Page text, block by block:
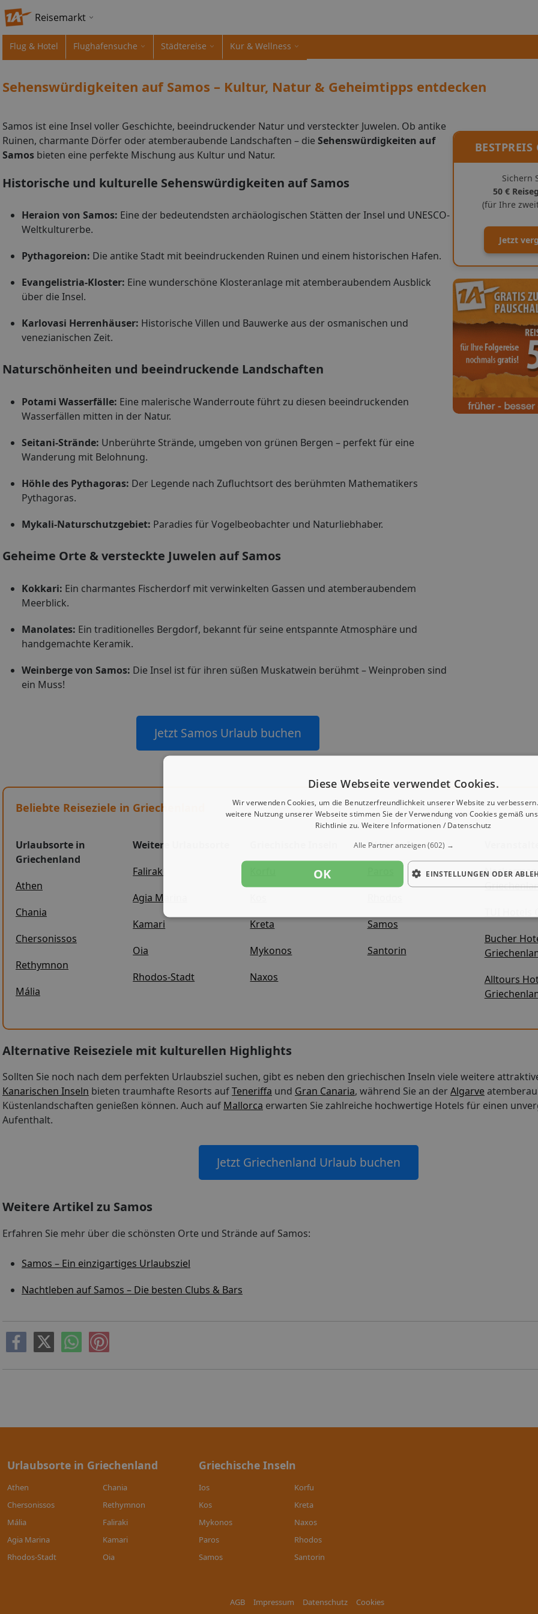
Reisemarkt
Flug & Hotel Flughafensuche Städtereise Kur & Wellness
Sehenswürdigkeiten auf Samos – Kultur, Natur & Geheimtipps entdecken
Samos ist eine Insel voller Geschichte, beeindruckender Natur und versteckter Juwelen. Ob antike
Ruinen, charmante Dörfer oder atemberaubende Landschaften – die Sehenswürdigkeiten auf
Samos bieten eine perfekte Mischung aus Kultur und Natur.
Historische und kulturelle Sehenswürdigkeiten auf Samos
Heraion von Samos: Eine der bedeutendsten archäologischen Stätten der Insel und UNESCO-
Weltkulturerbe.
Pythagoreion: Die antike Stadt mit beeindruckenden Ruinen und einem historischen Hafen.
Evangelistria-Kloster: Eine wunderschöne Klosteranlage mit atemberaubendem Ausblick
über die Insel.
Karlovasi Herrenhäuser: Historische Villen und Bauwerke aus der osmanischen und
venezianischen Zeit.
Naturschönheiten und beeindruckende Landschaften
Potami Wasserfälle: Eine malerische Wanderroute führt zu diesen beeindruckenden
Wasserfällen mitten in der Natur.
Seitani-Strände: Unberührte Strände, umgeben von grünen Bergen – perfekt für eine
Wanderung mit Belohnung.
Höhle des Pythagoras: Der Legende nach Zufluchtsort des berühmten Mathematikers
Pythagoras.
Mykali-Naturschutzgebiet: Paradies für Vogelbeobachter und Naturliebhaber.
Geheime Orte & versteckte Juwelen auf Samos
Kokkari: Ein charmantes Fischerdorf mit verwinkelten Gassen und atemberaubendem
Meerblick.
Manolates: Ein traditionelles Bergdorf, bekannt für seine entspannte Atmosphäre und
handgemachte Keramik.
Weinberge von Samos: Die Insel ist für ihren süßen Muskatwein berühmt – Weinproben sind
ein Muss!
Jetzt Samos Urlaub buchen
Sichern
50 €
(für Ihre
Jetzt
Beliebte Reiseziele in Griechenland
Urlaubsorte in
Griechenland
Athen
Chania
Chersonissos
Rethymnon
Mália
Weitere Urlaubsorte
Faliraki
Agia Marina
Kamari
Oia
Rhodos-Stadt
Kreta
Mykonos
Naxos
Weitere Inseln
Samos
Santorin
Bucher
Alltours
Alternative Reiseziele mit kulturellen Highlights
Sollten Sie noch nach dem perfekten Urlaubsziel suchen, gibt es neben den griechischen Inseln viele weitere
Kanarischen Inseln bieten traumhafte Resorts aufTeneriffa und Gran Canaria, während Sie an derAlgarve
Küstenlandschaften genießen können. Auch auf Mallorca erwarten Sie zahlreiche hochwertige Hotels für einen
Aufenthalt.
Jetzt Griechenland Urlaub buchen
Weitere Artikel zu Samos
Erfahren Sie mehr über die schönsten Orte und Strände auf Samos:
Samos – Ein einzigartiges Urlaubsziel
Nachtleben auf Samos – Die besten Clubs & Bars
Urlaubsorte in Griechenland
Athen
Chania
Chersonissos
Rethymnon
Mália
Faliraki
Agia Marina
Kamari
Rhodos-Stadt
Oia
Griechische Inseln
Ios
Korfu
Kos
Kreta
Mykonos
Naxos
Paros
Rhodos
Samos
Santorin
AGB Impressum Datenschutz Cookies
Diese Webseite verwendet Cookies.
Wir verwenden Cookies, um die Benutzerfreundlichkeit unserer Website zu
weitere Nutzung unserer Webseite stimmen Sie der Verwendung von Cookies gemäß
Richtlinie zu. Weitere Informationen / Datenschutz
Alle Partner anzeigen(602) →
OK EINSTELLUNGEN ODER